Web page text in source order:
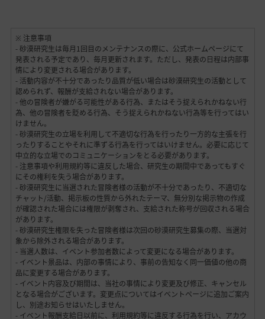
※ 注意事項
- 砂漠研究生は毎月1回目のメンテナンスの際に、公式ホームページにて
発表される予定であり、毎月更新されます。ただし、発表の日程は内部事
情により変更される場合があります。
- 活動内容が不十分であったり品質が低い場合は砂漠研究生の活動として
認められず、報酬が支給されない場合があります。
- 他の冒険者が嫌がる可能性がある行為、またはそう捉えられかねない行
為、他の冒険者を貶める行為、そう捉えられかねない行為等を行ってはい
けません。
- 砂漠研究生の立場を利用して不適切な行為を行ったり一方的な主張を行
ったりすることやそれに準ずる行為を行ってはいけません。必要に応じて
中立的な立場でのコミュニケーションをとる必要があります。
- 注意事項や利用規約等に違反した場合、研究生の期間中であってもすぐ
にその権利を失う場合があります。
- 砂漠研究生に当選された冒険者様の活動が不十分であったり、不適切な
チャット/活動、掲示板の性質から外れたテーマ、無分別な掲示物の作成
が確認された場合には権限が剥奪され、支給された称号が回収される場合
があります。
- 砂漠研究生権限を失った冒険者様は次回の砂漠研究生募集の際、当選対
象から除外される場合があります。
- 当選人数は、イベント参加者数によって変更になる場合があります。
- イベント景品は、内部の事情により、事前の告知なく同一価値の他の商
品に変更する場合があります。
- イベント内容及び期間は、当社の事情により変更及び修正、キャンセル
となる場合がございます。変更点についてはイベントページに追加ご案内
し、別途お知らせはいたしません。
- イベント報酬支給日以前に、利用規約等に違反する行為を行い、アカウ